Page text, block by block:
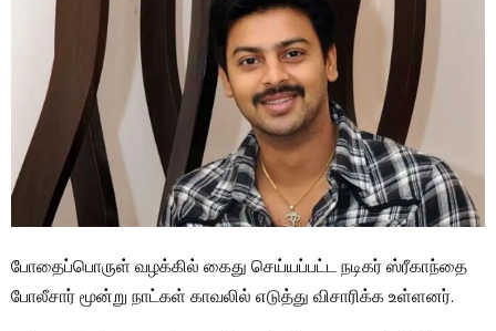
போதைப்பொருள் வழக்கில் கைது செய்யப்பட்ட நடிகர் ஸ்ரீகாந்தை
போலீசார் மூன்று நாட்கள் காவலில் எடுத்து விசாரிக்க உள்ளனர்.